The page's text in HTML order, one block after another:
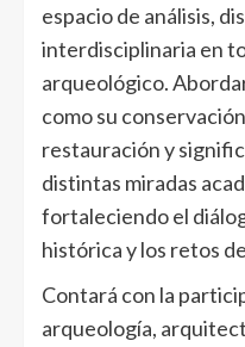
espacio de análisis,
interdisciplinaria en
arqueológico.
como su
restauración y
distintas miradas
fortaleciendo el
histórica y los retos
Contará con la
arqueología,